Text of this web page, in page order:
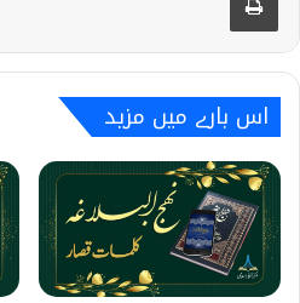
اس بارے میں مزید